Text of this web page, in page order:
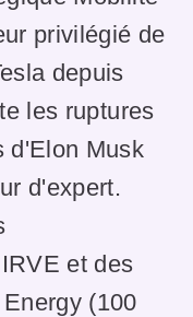
privilégié de
depuis
les ruptures
d'Elon Musk
d'expert.
et des
(100